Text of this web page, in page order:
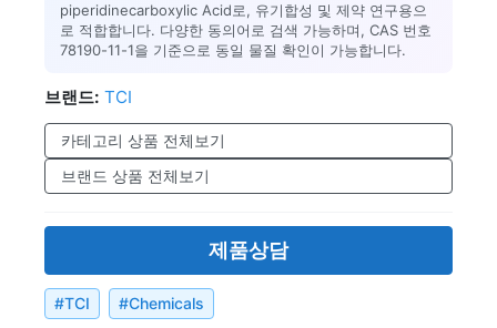
piperidinecarboxylic Acid로, 유기합성 및 제약 연구용으
로 적합합니다. 다양한 동의어로 검색 가능하며, CAS 번호
78190-11-1을 기준으로 동일 물질 확인이 가능합니다.
브랜드: TCI
카테고리 상품 전체보기
브랜드 상품 전체보기
제품상담
#TCI #Chemicals